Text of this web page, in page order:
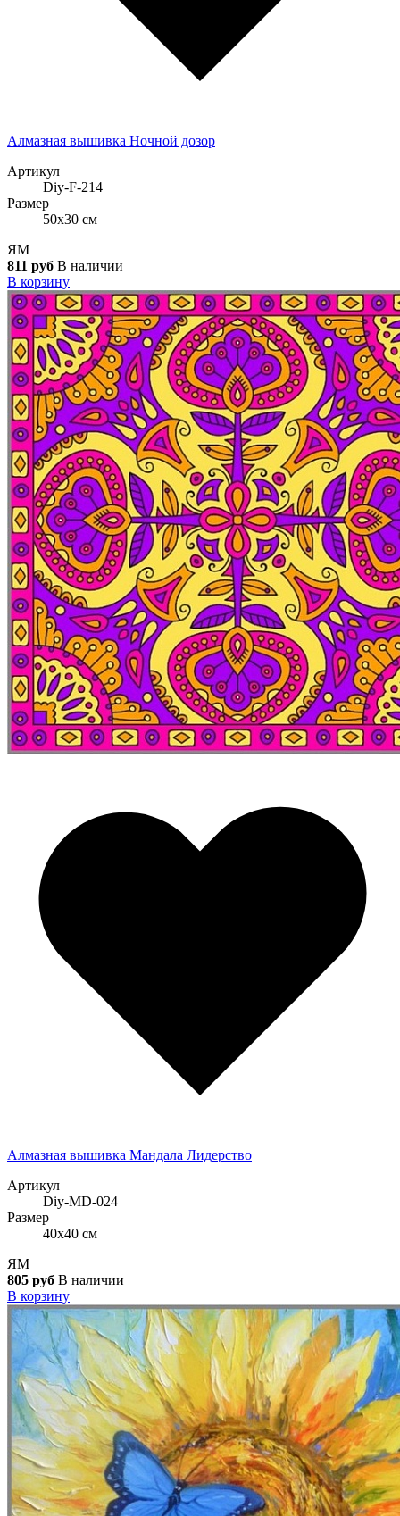
Алмазная вышивка Ночной дозор
Артикул
Diy-F-214
Размер
50x30 см
ЯМ
811 руб В наличии
В корзину
Алмазная вышивка Мандала Лидерство
Артикул
Diy-MD-024
Размер
40x40 см
ЯМ
805 руб В наличии
В корзину